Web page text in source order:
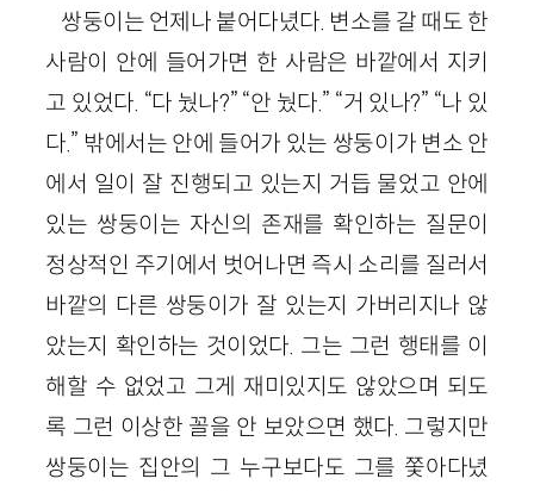
쌍둥이는 언제나 붙어다녔다. 변소를 갈 때도 한
사람이 안에 들어가면 한 사람은 바깥에서 지키
고 있었다. “다 눴나?” “안 눴다.” “거 있나?” “나 있
다.” 밖에서는 안에 들어가 있는 쌍둥이가 변소 안
에서 일이 잘 진행되고 있는지 거듭 물었고 안에
있는 쌍둥이는 자신의 존재를 확인하는 질문이
정상적인 주기에서 벗어나면 즉시 소리를 질러서
바깥의 다른 쌍둥이가 잘 있는지 가버리지나 않
았는지 확인하는 것이었다. 그는 그런 행태를 이
해할 수 없었고 그게 재미있지도 않았으며 되도
록 그런 이상한 꼴을 안 보았으면 했다. 그렇지만
쌍둥이는 집안의 그 누구보다도 그를 쫓아다녔